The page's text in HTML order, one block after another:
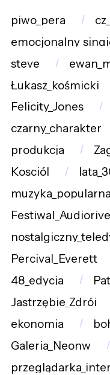
piwo_pera
steve
Łukasz_kośmicki
Felicity_Jones
czarny_charakter
produkcja
Kosciól
Percival_Everett
48_edycja
Jastrzębie_Zdrój
ekonomia
Galeria_Neonw